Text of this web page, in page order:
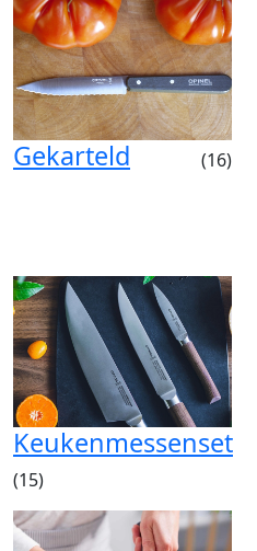
Gekarteld (16)
Keukenmessenset
(15)